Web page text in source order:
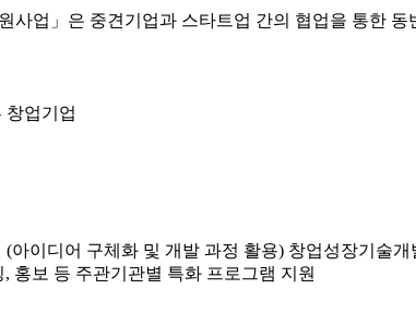
사업」은 중견기업과 스타트업 간의 협업을 통한
창업기업
아이디어 구체화 및 개발 과정 활용) 창업성장기술
홍보 등 주관기관별 특화 프로그램 지원